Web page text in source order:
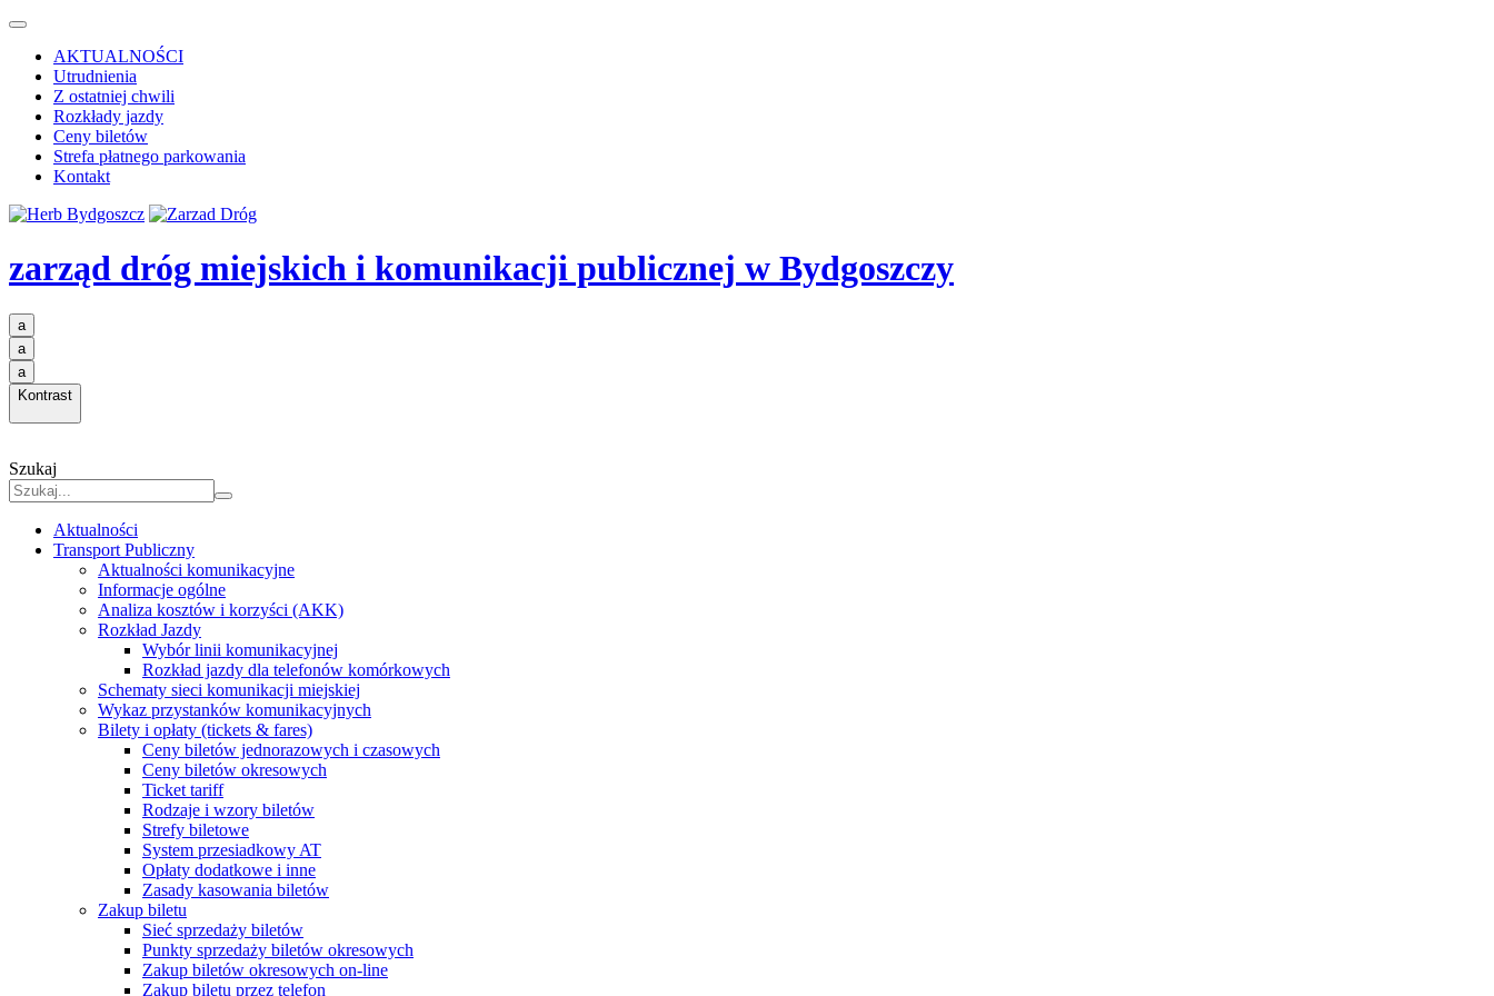
AKTUALNOŚCI
Utrudnienia
Z ostatniej chwili
Rozkłady jazdy
Ceny biletów
Strefa płatnego parkowania
Kontakt
zarząd dróg miejskich i komunikacji publicznej w Bydgoszczy
a
a
a
Kontrast
Szukaj
Aktualności
Transport Publiczny
Aktualności komunikacyjne
Informacje ogólne
Analiza kosztów i korzyści (AKK)
Rozkład Jazdy
Wybór linii komunikacyjnej
Rozkład jazdy dla telefonów komórkowych
Schematy sieci komunikacji miejskiej
Wykaz przystanków komunikacyjnych
Bilety i opłaty (tickets & fares)
Ceny biletów jednorazowych i czasowych
Ceny biletów okresowych
Ticket tariff
Rodzaje i wzory biletów
Strefy biletowe
System przesiadkowy AT
Opłaty dodatkowe i inne
Zasady kasowania biletów
Zakup biletu
Sieć sprzedaży biletów
Punkty sprzedaży biletów okresowych
Zakup biletów okresowych on-line
Zakup biletu przez telefon